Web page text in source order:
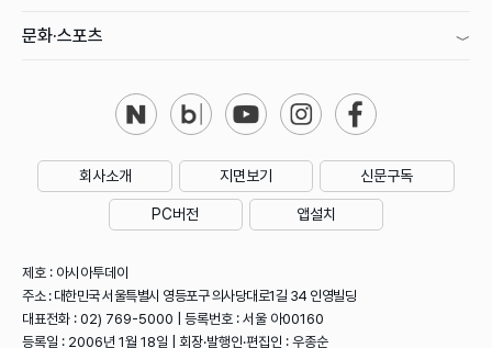
문화·스포츠
회사소개 지면보기 신문구독
PC버전 앱설치
제호 : 아시아투데이
주소 : 대한민국 서울특별시 영등포구 의사당대로1길 34 인영빌딩
대표전화 : 02) 769-5000 | 등록번호 : 서울 아00160
등록일 : 2006년 1월 18일 | 회장·발행인·편집인 : 우종순